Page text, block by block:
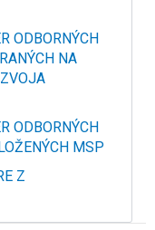
ODBORNÝCH
NA
ODBORNÝCH
MSP
Z